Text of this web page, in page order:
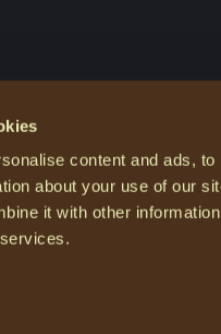
content and ads,
about your use of our
it with other